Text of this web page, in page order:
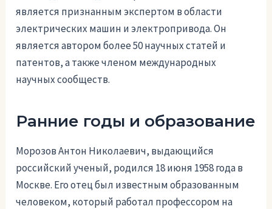
является признанным экспертом в области
электрических машин и электропривода. Он
является автором более 50 научных статей и
патентов, а также членом международных
научных сообществ.
Ранние годы и образование
Морозов Антон Николаевич, выдающийся
российский ученый, родился 18 июня 1958 года в
Москве. Его отец был известным образованным
человеком, который работал профессором на